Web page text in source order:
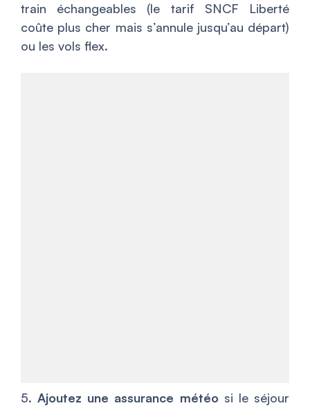
train échangeables (le tarif SNCF Liberté
coûte plus cher mais s’annule jusqu’au départ)
ou les vols flex.
5.Ajoutez une assurance météosi le séjour